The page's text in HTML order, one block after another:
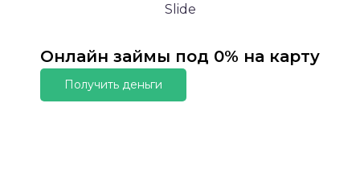
Slide
Онлайн займы под 0% на карту
Получить деньги